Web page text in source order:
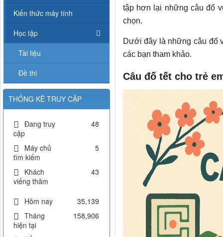
tập hơn lại những câu đố
chọn.
Dưới đây là những câu đố
các bạn tham khảo.
Câu đố tết cho trẻ
Kiến thức máy tính
Học tập
Tài liệu
Đề thi
THỐNG KÊ TRUY CẬP
Đang truy
cập
48
Máy chủ
tìm kiếm
5
Khách
viếng thăm
43
Hôm nay
35,139
Tháng
hiện tại
158,906